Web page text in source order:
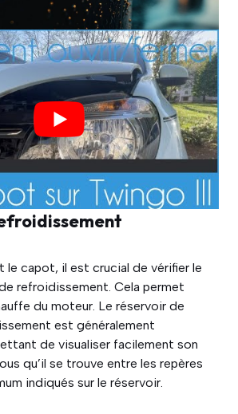
le capot, il est crucial de vérifier le
refroidissement. Cela permet
du moteur. Le réservoir de
est généralement
de visualiser facilement son
qu’il se trouve entre les repères
indiqués sur le réservoir.